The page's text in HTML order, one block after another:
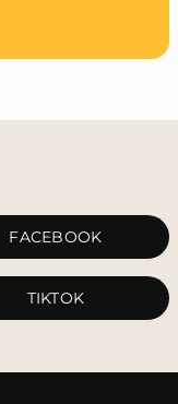
FACEBOOK
TIKTOK